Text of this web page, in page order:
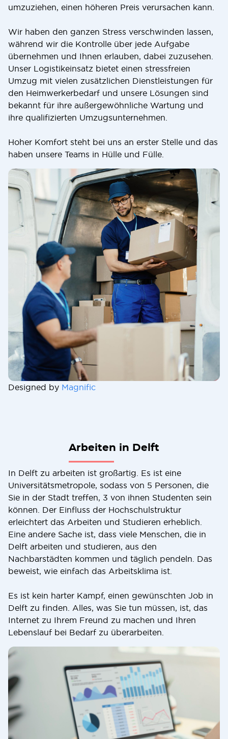
umzuziehen, einen höheren Preis verursachen kann.
Wir haben den ganzen Stress verschwinden lassen,
während wir die Kontrolle über jede Aufgabe
übernehmen und Ihnen erlauben, dabei zuzusehen.
Unser Logistikeinsatz bietet einen stressfreien
Umzug mit vielen zusätzlichen Dienstleistungen für
den Heimwerkerbedarf und unsere Lösungen sind
bekannt für ihre außergewöhnliche Wartung und
ihre qualifizierten Umzugsunternehmen.
Hoher Komfort steht bei uns an erster Stelle und das
haben unsere Teams in Hülle und Fülle.
Designed by Magnific
Arbeiten in Delft
In Delft zu arbeiten ist großartig. Es ist eine
Universitätsmetropole, sodass von 5 Personen, die
Sie in der Stadt treffen, 3 von ihnen Studenten sein
können. Der Einfluss der Hochschulstruktur
erleichtert das Arbeiten und Studieren erheblich.
Eine andere Sache ist, dass viele Menschen, die in
Delft arbeiten und studieren, aus den
Nachbarstädten kommen und täglich pendeln. Das
beweist, wie einfach das Arbeitsklima ist.
Es ist kein harter Kampf, einen gewünschten Job in
Delft zu finden. Alles, was Sie tun müssen, ist, das
Internet zu Ihrem Freund zu machen und Ihren
Lebenslauf bei Bedarf zu überarbeiten.